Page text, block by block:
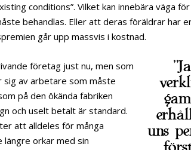
conditions”. Vilket kan innebära väga
behandlas. Eller att deras föräldrar har
går upp massvis i kostnad.
uns
företag just nu, men som
sig av arbetare som måste
på den ökända fabriken
och uselt betalt är standard.
att alldeles för många
orkar med sin